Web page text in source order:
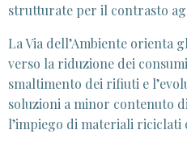
strutturate per il contrasto
La Via dell’Ambiente orienta
verso la riduzione dei
smaltimento dei rifiuti e
soluzioni a minor contenuto
l’impiego di materiali riciclati